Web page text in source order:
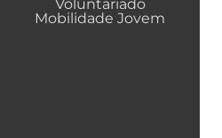
Voluntariado
Mobilidade Jovem